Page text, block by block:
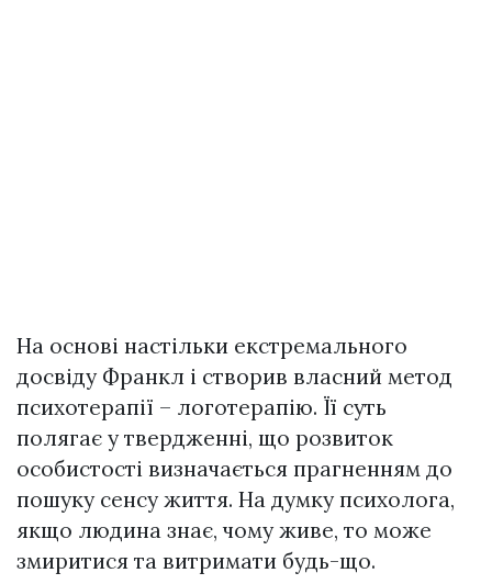
На основі настільки екстремального
досвіду Франкл і створив власний метод
психотерапії – логотерапію. Її суть
полягає у твердженні, що розвиток
особистості визначається прагненням до
пошуку сенсу життя. На думку психолога,
якщо людина знає, чому живе, то може
змиритися та витримати будь-що.